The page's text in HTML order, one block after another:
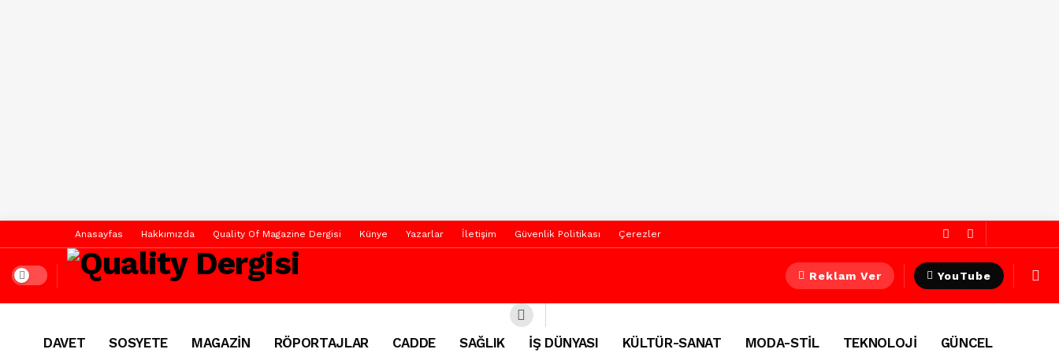
Anasayfas Hakkımızda Quality Of Magazine Dergisi Künye Yazarlar İletişim Güvenlik Politikası Çerezler
Dark mode Reklam Ver YouTube
DAVET SOSYETE MAGAZİN RÖPORTAJLAR CADDE SAĞLIK İŞ DÜNYASI KÜLTÜR-SANAT MODA-STİL TEKNOLOJİ
GÜNCEL